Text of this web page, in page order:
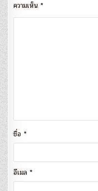
ความเห็น *
ชื่อ *
อีเมล *